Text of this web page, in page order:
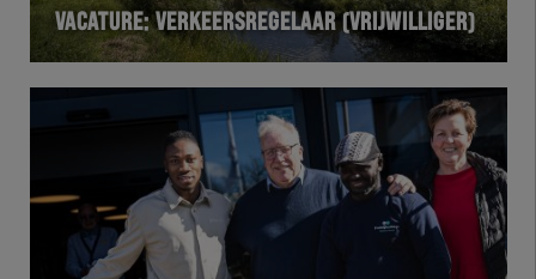
VACATURE: VERKEERSREGELAAR (VRIJWILLIGER)